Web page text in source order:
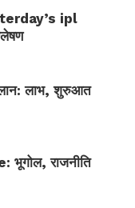
ipl
लाभ, शुरुआत
राजनीति